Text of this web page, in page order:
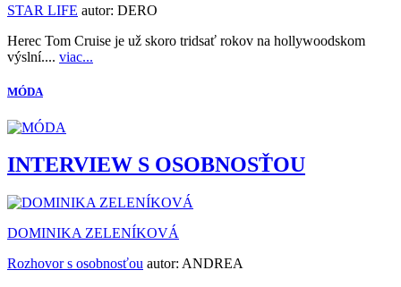
STAR LIFE autor: DERO
Herec Tom Cruise je už skoro tridsať rokov na hollywoodskom
výslní.... viac...
MÓDA
INTERVIEW S OSOBNOSŤOU
DOMINIKA ZELENÍKOVÁ
Rozhovor s osobnosťou autor: ANDREA